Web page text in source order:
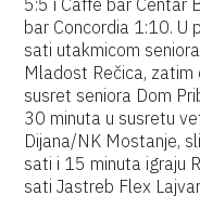
5:5 i Caffe bar Centar
bar Concordia 1:10. U
sati utakmicom
Mladost Rečica,
susret seniora Dom
30 minuta u susretu
Dijana/NK Mostanje,
sati i 15 minuta igraju
sati Jastreb Flex